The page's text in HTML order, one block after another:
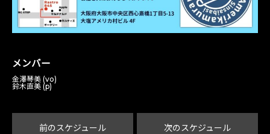
メンバー
金澤琴美 (vo)
鈴木直美 (p)
前のスケジュール 次のスケジュール